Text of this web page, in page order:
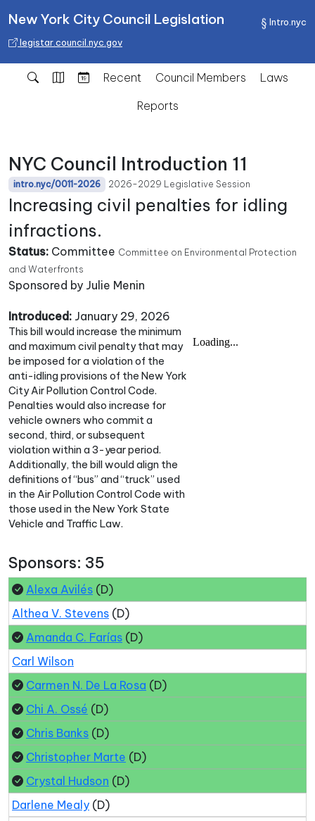
Intro.nyc
New York City Council Legislation
legistar.council.nyc.gov
Recent Council Members
Laws
Reports
NYC Council Introduction 11
intro.nyc/0011-2026 2026-2029 Legislative Session
Increasing civil penalties for idling
infractions.
Status: Committee Committee on Environmental Protection
and Waterfronts
Sponsored by Julie Menin
Introduced: January 29, 2026
This bill would increase the minimum
and maximum civil penalty that may
be imposed for a violation of the
anti-idling provisions of the New York
City Air Pollution Control Code.
Penalties would also increase for
vehicle owners who commit a
second, third, or subsequent
violation within a 3-year period.
Additionally, the bill would align the
definitions of “bus” and “truck” used
in the Air Pollution Control Code with
those used in the New York State
Vehicle and Traffic Law.
Sponsors: 35
Alexa Avilés (D)
Althea V. Stevens (D)
Amanda C. Farías (D)
Carl Wilson
Carmen N. De La Rosa (D)
Chi A. Ossé (D)
Chris Banks (D)
Christopher Marte (D)
Crystal Hudson (D)
Darlene Mealy (D)